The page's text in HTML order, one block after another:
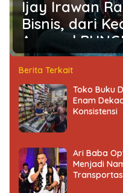
Ijay Irawan
Bisnis, dari
Apparel
Berita Terkait
Toko Buku
Enam
Konsistensi
Ari Baba
Menjadi